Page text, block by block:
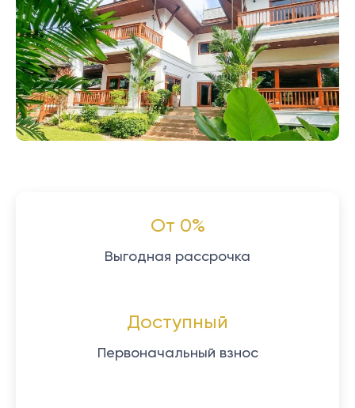
От 0%
Выгодная рассрочка
Доступный
Первоначальный взнос